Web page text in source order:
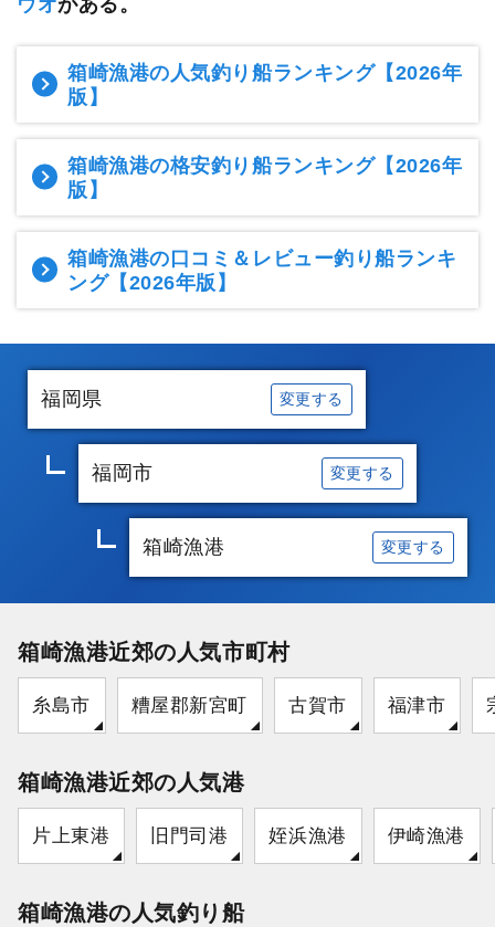
箱崎漁港の人気釣り船ランキング【2026年
版】
箱崎漁港の格安釣り船ランキング【2026年
版】
箱崎漁港の口コミ＆レビュー釣り船ランキ
ング【2026年版】
福岡県 変更する
福岡市 変更する
箱崎漁港 変更する
箱崎漁港近郊の人気市町村
糸島市 糟屋郡新宮町 古賀市 福津市
箱崎漁港近郊の人気港
片上東港 旧門司港 姪浜漁港 伊崎漁港
箱崎漁港の人気釣り船